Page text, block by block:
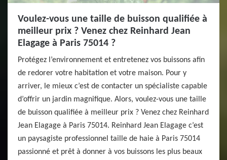
Voulez-vous une taille de buisson qualifiée à
meilleur prix ? Venez chez Reinhard Jean
Elagage à Paris 75014 ?
Protégez l’environnement et entretenez vos buissons afin
de redorer votre habitation et votre maison. Pour y
arriver, le mieux c’est de contacter un spécialiste capable
d’offrir un jardin magnifique. Alors, voulez-vous une taille
de buisson qualifiée à meilleur prix ? Venez chez Reinhard
Jean Elagage à Paris 75014. Reinhard Jean Elagage c’est
un paysagiste professionnel taille de haie à Paris 75014
passionné et prêt à donner à vos buissons les plus beaux